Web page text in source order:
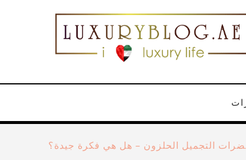
التجميل الحلزون – هل هي فكرة جيدة؟